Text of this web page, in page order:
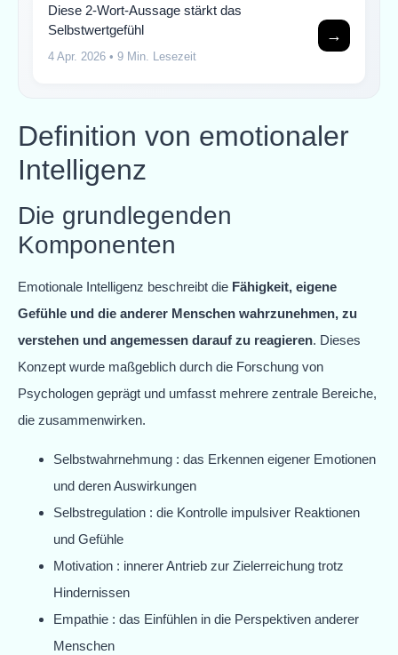
Diese 2-Wort-Aussage stärkt das
Selbstwertgefühl
4 Apr. 2026 • 9 Min. Lesezeit
→
Definition von emotionaler
Intelligenz
Die grundlegenden
Komponenten
Emotionale Intelligenz beschreibt die Fähigkeit, eigene
Gefühle und die anderer Menschen wahrzunehmen, zu
verstehen und angemessen darauf zu reagieren. Dieses
Konzept wurde maßgeblich durch die Forschung von
Psychologen geprägt und umfasst mehrere zentrale Bereiche,
die zusammenwirken.
Selbstwahrnehmung : das Erkennen eigener Emotionen
und deren Auswirkungen
Selbstregulation : die Kontrolle impulsiver Reaktionen
und Gefühle
Motivation : innerer Antrieb zur Zielerreichung trotz
Hindernissen
Empathie : das Einfühlen in die Perspektiven anderer
Menschen